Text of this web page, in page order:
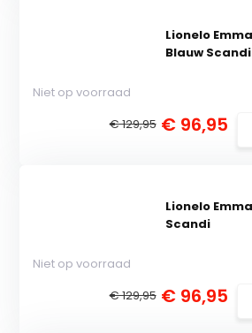
Lionelo
Blauw Scandi
Niet op voorraad
€ 129,95 € 96,95
Lionelo
Scandi
Niet op voorraad
€ 129,95 € 96,95